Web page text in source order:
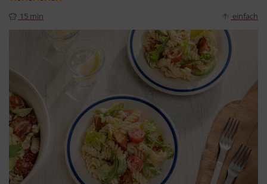
15 min einfach